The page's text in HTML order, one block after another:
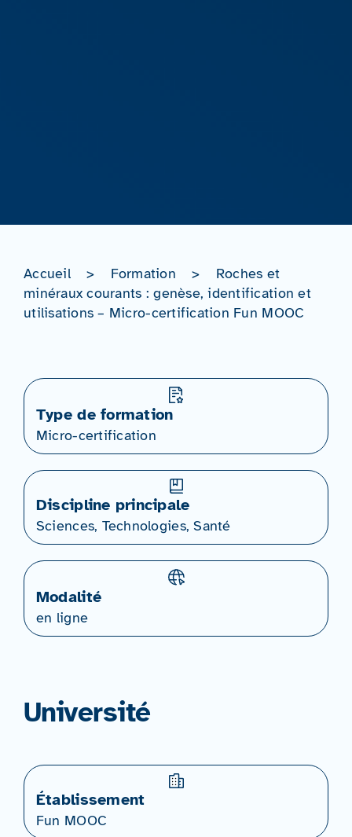
Accueil > Formation >
Roches et
minéraux courants : genèse, identification et
utilisations – Micro-certification Fun MOOC
Type de formation
Micro-certification
Discipline principale
Sciences, Technologies, Santé
Modalité
en ligne
Université
Établissement
Fun MOOC